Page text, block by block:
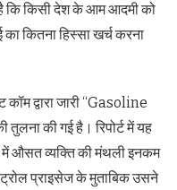
है कि किसी देश के आम आदमी को
कितना हिस्सा खर्च करना
द्वारा जारी “Gasoline
की गई है। रिपोर्ट में यह
में औसत व्यक्ति की मंथली इनकम
प्राइसेज के मुताबिक उसने